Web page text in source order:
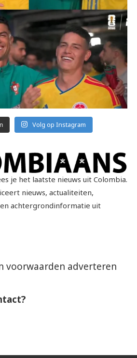
Volg op Instagram
je het laatste nieuws uit Colombia.
nieuws, actualiteiten,
achtergrondinformatie uit
voorwaarden adverteren